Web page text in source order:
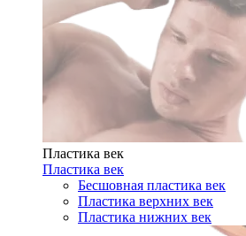
Пластика век
Пластика век
Бесшовная пластика век
Пластика верхних век
Пластика нижних век